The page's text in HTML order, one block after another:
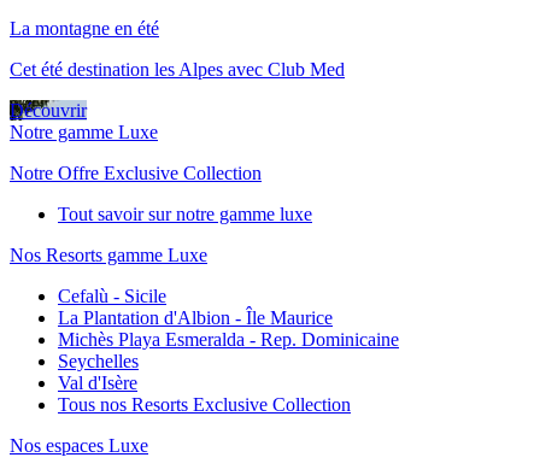
La montagne en été
Cet été destination les Alpes avec Club Med
Découvrir
Notre gamme Luxe
Notre Offre Exclusive Collection
Tout savoir sur notre gamme luxe
Nos Resorts gamme Luxe
Cefalù - Sicile
La Plantation d'Albion - Île Maurice
Michès Playa Esmeralda - Rep. Dominicaine
Seychelles
Val d'Isère
Tous nos Resorts Exclusive Collection
Nos espaces Luxe